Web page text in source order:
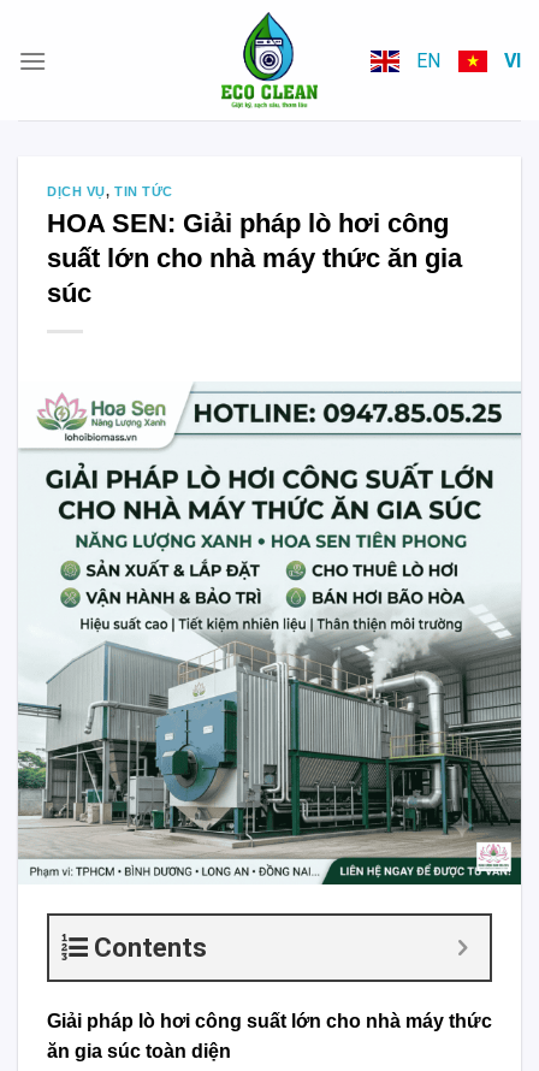
content
EN VI
DỊCH VỤ,TIN TỨC
HOA SEN: Giải pháp lò hơi công
suất lớn cho nhà máy thức ăn gia
súc
Contents
Giải pháp lò hơi công suất lớn cho nhà máy thức
ăn gia súc toàn diện